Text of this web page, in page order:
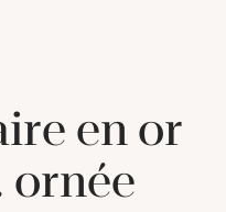
en or
ornée